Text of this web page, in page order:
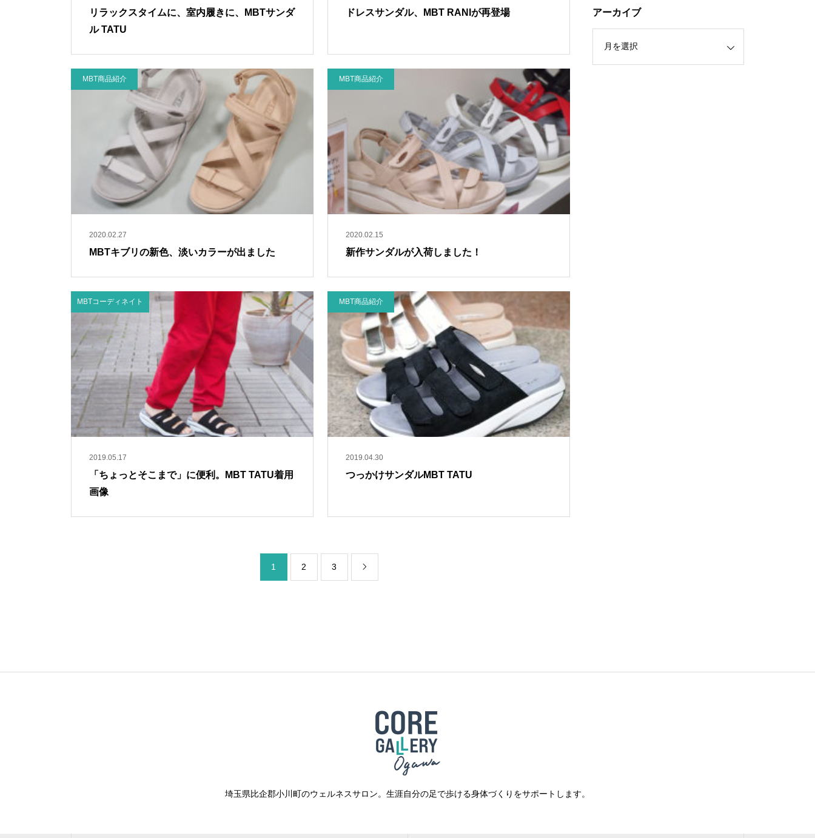
リラックスタイムに、室内履きに、MBTサンダ
ル TATU
ドレスサンダル、MBT RANIが再登場
2020.02.27
MBTキブリの新色、淡いカラーが出ました
MBT商品紹介
2020.02.15
新作サンダルが入荷しました！
MBT商品紹介
2019.05.17
「ちょっとそこまで」に便利。MBT TATU着用
画像
MBTコーディネイト
2019.04.30
つっかけサンダルMBT TATU
MBT商品紹介
1 2 3 
アーカイブ
埼玉県比企郡小川町のウェルネスサロン。生涯自分の足で歩ける身体づくりをサポートします。